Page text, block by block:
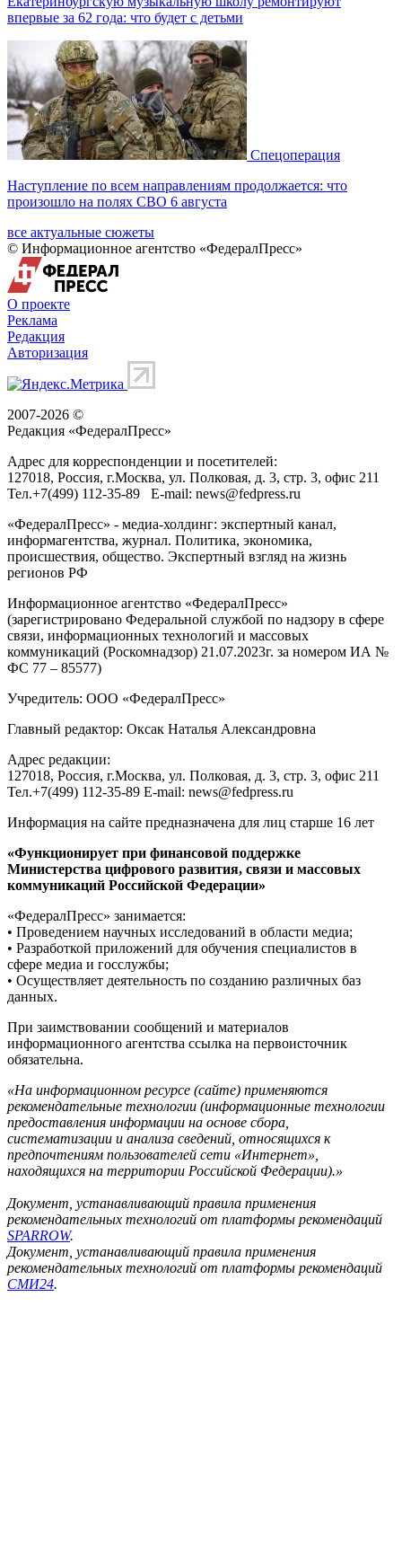
впервые за 62 года: что будет с детьми
Спецоперация
Наступление по всем направлениям продолжается: что
произошло на полях СВО 6 августа
все актуальные сюжеты
© Информационное агентство «ФедералПресс»
О проекте
Реклама
Редакция
Авторизация
2007-2026 ©
Редакция «ФедералПресс»
Адрес для корреспонденции и посетителей:
127018, Россия, г.Москва, ул. Полковая, д. 3, стр. 3, офис 211
Тел.+7(499) 112-35-89 E-mail: news@fedpress.ru
«ФедералПресс» - медиа-холдинг: экспертный канал,
информагентства, журнал. Политика, экономика,
происшествия, общество. Экспертный взгляд на жизнь
регионов РФ
Информационное агентство «ФедералПресс»
(зарегистрировано Федеральной службой по надзору в сфере
связи, информационных технологий и массовых
коммуникаций (Роскомнадзор) 21.07.2023г. за номером ИА №
ФС 77 – 85577)
Учредитель: ООО «ФедералПресс»
Главный редактор: Оксак Наталья Александровна
Адрес редакции:
127018, Россия, г.Москва, ул. Полковая, д. 3, стр. 3, офис 211
Тел.+7(499) 112-35-89 E-mail: news@fedpress.ru
Информация на сайте предназначена для лиц старше 16 лет
«Функционирует при финансовой поддержке
Министерства цифрового развития, связи и массовых
коммуникаций Российской Федерации»
«ФедералПресс» занимается:
• Проведением научных исследований в области медиа;
• Разработкой приложений для обучения специалистов в
сфере медиа и госслужбы;
• Осуществляет деятельность по созданию различных баз
данных.
При заимствовании сообщений и материалов
информационного агентства ссылка на первоисточник
обязательна.
«На информационном ресурсе (сайте) применяются
рекомендательные технологии (информационные технологии
предоставления информации на основе сбора,
систематизации и анализа сведений, относящихся к
предпочтениям пользователей сети «Интернет»,
находящихся на территории Российской Федерации).»
Документ, устанавливающий правила применения
рекомендательных технологий от платформы рекомендаций
SPARROW.
Документ, устанавливающий правила применения
рекомендательных технологий от платформы рекомендаций
СМИ24.